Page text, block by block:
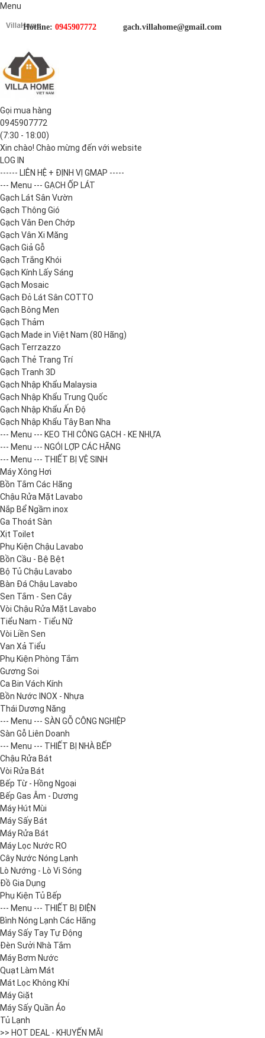
Menu
Hotline: 0945907772 gach.villahome@gmail.com
Gọi mua hàng
0945907772
(7:30 - 18:00)
Xin chào! Chào mừng đến với website
LOG IN
------ LIÊN HỆ + ĐỊNH VỊ GMAP -----
--- Menu --- GẠCH ỐP LÁT
Gạch Lát Sân Vườn
Gạch Thông Gió
Gạch Vân Đen Chớp
Gạch Vân Xi Măng
Gạch Giả Gỗ
Gạch Trắng Khói
Gạch Kính Lấy Sáng
Gạch Mosaic
Gạch Đỏ Lát Sân COTTO
Gạch Bông Men
Gạch Thảm
Gạch Made in Việt Nam (80 Hãng)
Gạch Terrzazzo
Gạch Thẻ Trang Trí
Gạch Tranh 3D
Gạch Nhập Khẩu Malaysia
Gạch Nhập Khẩu Trung Quốc
Gạch Nhập Khẩu Ấn Độ
Gạch Nhập Khẩu Tây Ban Nha
--- Menu --- KEO THI CÔNG GẠCH - KE NHỰA
--- Menu --- NGÓI LỢP CÁC HÃNG
--- Menu --- THIẾT BỊ VỆ SINH
Máy Xông Hơi
Bồn Tắm Các Hãng
Chậu Rửa Mặt Lavabo
Nắp Bể Ngầm inox
Ga Thoát Sàn
Xịt Toilet
Phụ Kiện Chậu Lavabo
Bồn Cầu - Bệ Bệt
Bộ Tủ Chậu Lavabo
Bàn Đá Chậu Lavabo
Sen Tắm - Sen Cây
Vòi Chậu Rửa Mặt Lavabo
Tiểu Nam - Tiểu Nữ
Vòi Liền Sen
Van Xả Tiểu
Phụ Kiện Phòng Tắm
Gương Soi
Ca Bin Vách Kính
Bồn Nước INOX - Nhựa
Thái Dương Năng
--- Menu --- SÀN GỖ CÔNG NGHIỆP
Sàn Gỗ Liên Doanh
--- Menu --- THIẾT BỊ NHÀ BẾP
Chậu Rửa Bát
Vòi Rửa Bát
Bếp Từ - Hồng Ngoại
Bếp Gas Âm - Dương
Máy Hút Mùi
Máy Sấy Bát
Máy Rửa Bát
Máy Lọc Nước RO
Cây Nước Nóng Lạnh
Lò Nướng - Lò Vi Sóng
Đồ Gia Dụng
Phụ Kiện Tủ Bếp
--- Menu --- THIẾT BỊ ĐIỆN
Bình Nóng Lạnh Các Hãng
Máy Sấy Tay Tự Động
Đèn Sưởi Nhà Tắm
Máy Bơm Nước
Quạt Làm Mát
Mát Lọc Không Khí
Máy Giặt
Máy Sấy Quần Áo
Tủ Lạnh
>> HOT DEAL - KHUYẾN MÃI